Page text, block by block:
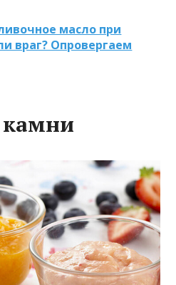
масло при
враг? Опровергаем